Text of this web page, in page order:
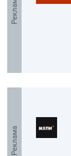
Реклама
Реклама